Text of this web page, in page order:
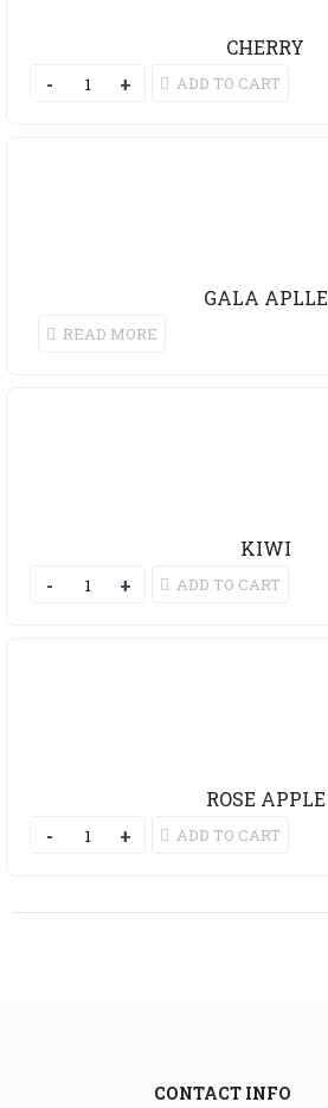
CHERRY
ADD TO CART
GALA APLLE
READ MORE
KIWI
ADD TO CART
ROSE APPLE
ADD TO CART
CONTACT INFO